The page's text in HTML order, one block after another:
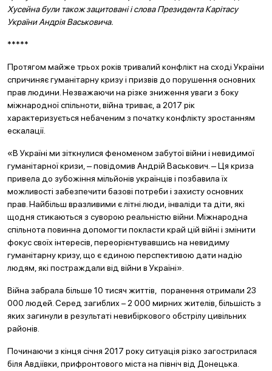
Хусейна були також зацитовані і слова Президента Карітасу
України Андрія Васьковича.
*****
Протягом майже трьох років тривалий конфлікт на сході України
спричиняє гуманітарну кризу і призвів до порушення основних
прав людини. Незважаючи на різке зниження уваги з боку
міжнародної спільноти, війна триває, а 2017 рік
характеризується небаченим з початку конфлікту зростанням
ескалації.
«В Україні ми зіткнулися феноменом забутої війни і невидимої
гуманітарної кризи, ‒ повідомив Андрій Васькович. ‒ Ця криза
привела до зубожіння мільйонів українців і позбавила їх
можливості забезпечити базові потреби і захисту основних
прав. Найбільш вразливими є літні люди, інваліди та діти, які
щодня стикаються з суворою реальністю війни. Міжнародна
спільнота повинна допомогти покласти край цій війні і змінити
фокус своїх інтересів, переорієнтувавшись на невидиму
гуманітарну кризу, що є єдиною перспективою дати надію
людям, які постраждали від війни в Україні».
Війна забрала більше 10 тисяч життів, поранення отримали 23
000 людей. Серед загиблих – 2 000 мирних жителів, більшість з
яких загинули в результаті невибіркового обстрілу цивільних
районів.
Починаючи з кінця січня 2017 року ситуація різко загострилася
біля Авдіївки, прифронтового міста на північ від Донецька.